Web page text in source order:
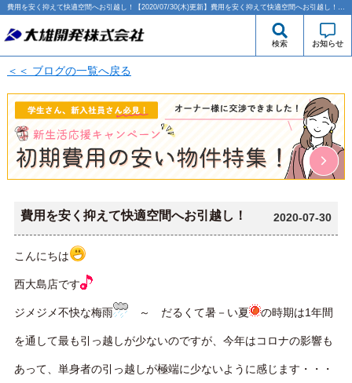
費用を安く抑えて快適空間へお引越し！【2020/07/30(木)更新】費用を安く抑えて快適空間へお引越し！ | 西大島・江東区エリアの賃貸のことなら大雄開発株式会社
検索 お知らせ
＜＜ ブログの一覧へ戻る
費用を安く抑えて快適空間へお引越し！ 2020-07-30
こんにちは
西大島店です
ジメジメ不快な梅雨 ～ だるくて暑－い夏 の時期は1年間
を通して最も引っ越しが少ないのですが、今年はコロナの影響も
あって、単身者の引っ越しが極端に少ないように感じます・・・